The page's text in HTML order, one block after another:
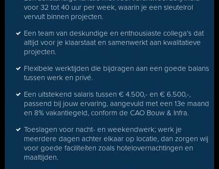
voor 32 tot 40 uur per week, waarin je een sleutelrol
vervult binnen projecten.
Een team van deskundige en enthousiaste collega’s dat
altijd voor je klaarstaat en samenwerkt aan kwalitatieve
projecten.
Flexibele werktijden die bijdragen aan een goede balans
tussen werk en privé.
Een uitstekend salaris tussen € 4.500,- en € 6.500,-,
passend bij jouw ervaring, aangevuld met een 13e maand
en 8% vakantiegeld, conform de CAO Bouw & Infra.
Toeslagen voor nacht- en weekendwerk; werk je
meerdere dagen achter elkaar op locatie, dan zorgen wij
voor goede faciliteiten zoals hotelovernachtingen en
maaltijden.